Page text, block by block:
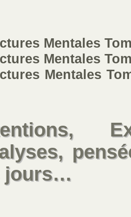
Mentales
Mentales
Mentales
jours…